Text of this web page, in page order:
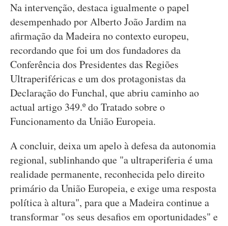
Na intervenção, destaca igualmente o papel
desempenhado por Alberto João Jardim na
afirmação da Madeira no contexto europeu,
recordando que foi um dos fundadores da
Conferência dos Presidentes das Regiões
Ultraperiféricas e um dos protagonistas da
Declaração do Funchal, que abriu caminho ao
actual artigo 349.º do Tratado sobre o
Funcionamento da União Europeia.
A concluir, deixa um apelo à defesa da autonomia
regional, sublinhando que "a ultraperiferia é uma
realidade permanente, reconhecida pelo direito
primário da União Europeia, e exige uma resposta
política à altura", para que a Madeira continue a
transformar "os seus desafios em oportunidades" e